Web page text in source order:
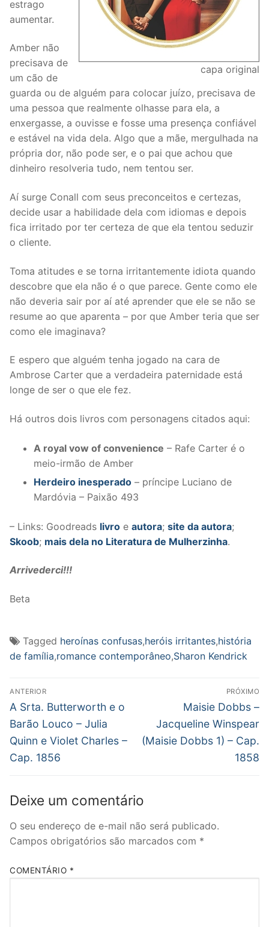
capa original
estrago
aumentar.
Amber não
precisava de
um cão de
guarda ou de alguém para colocar juízo, precisava de
uma pessoa que realmente olhasse para ela, a
enxergasse, a ouvisse e fosse uma presença confiável
e estável na vida dela. Algo que a mãe, mergulhada na
própria dor, não pode ser, e o pai que achou que
dinheiro resolveria tudo, nem tentou ser.
Aí surge Conall com seus preconceitos e certezas,
decide usar a habilidade dela com idiomas e depois
fica irritado por ter certeza de que ela tentou seduzir
o cliente.
Toma atitudes e se torna irritantemente idiota quando
descobre que ela não é o que parece. Gente como ele
não deveria sair por aí até aprender que ele se não se
resume ao que aparenta – por que Amber teria que ser
como ele imaginava?
E espero que alguém tenha jogado na cara de
Ambrose Carter que a verdadeira paternidade está
longe de ser o que ele fez.
Há outros dois livros com personagens citados aqui:
A royal vow of convenience – Rafe Carter é o
meio-irmão de Amber
Herdeiro inesperado – príncipe Luciano de
Mardóvia – Paixão 493
– Links: Goodreads livro e autora; site da autora;
Skoob; mais dela no Literatura de Mulherzinha.
Arrivederci!!!
Beta
Tagged heroínas confusas,heróis irritantes,história
de família,romance contemporâneo,Sharon Kendrick
Navegação
de
Post
ANTERIOR
Post
anterior:
A Srta. Butterworth e o
Barão Louco – Julia
Quinn e Violet Charles –
Cap. 1856
PRÓXIMO
Próximo
post:
Maisie Dobbs –
Jacqueline Winspear
(Maisie Dobbs 1) – Cap.
1858
Deixe um comentário
O seu endereço de e-mail não será publicado.
Campos obrigatórios são marcados com *
COMENTÁRIO *